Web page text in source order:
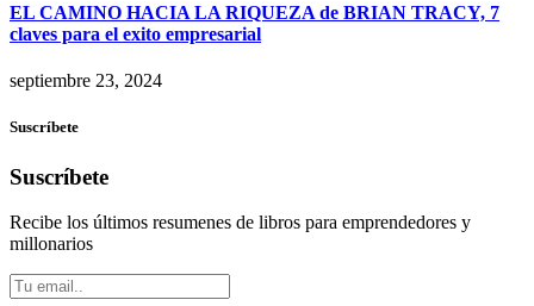
EL CAMINO HACIA LA RIQUEZA de BRIAN TRACY, 7
claves para el exito empresarial
septiembre 23, 2024
Suscríbete
Suscríbete
Recibe los últimos resumenes de libros para emprendedores y
millonarios